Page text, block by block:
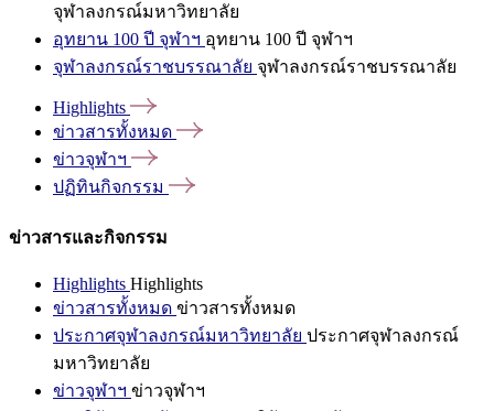
จุฬาลงกรณ์มหาวิทยาลัย
อุทยาน 100 ปี จุฬาฯ อุทยาน 100 ปี จุฬาฯ
จุฬาลงกรณ์ราชบรรณาลัย จุฬาลงกรณ์ราชบรรณาลัย
Highlights
ข่าวสารทั้งหมด
ข่าวจุฬาฯ
ปฏิทินกิจกรรม
ข่าวสารและกิจกรรม
Highlights Highlights
ข่าวสารทั้งหมด ข่าวสารทั้งหมด
ประกาศจุฬาลงกรณ์มหาวิทยาลัย ประกาศจุฬาลงกรณ์
มหาวิทยาลัย
ข่าวจุฬาฯ ข่าวจุฬาฯ